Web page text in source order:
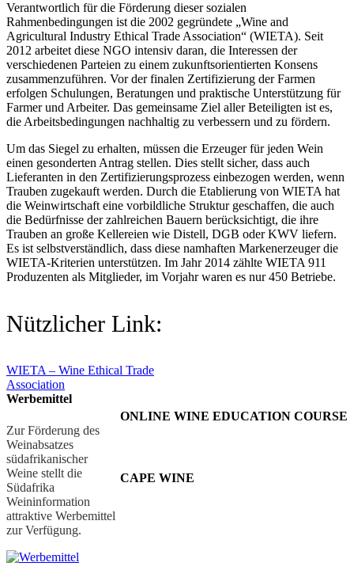
Verantwortlich für die Förderung dieser sozialen
Rahmenbedingungen ist die 2002 gegründete „Wine and
Agricultural Industry Ethical Trade Association“ (WIETA). Seit
2012 arbeitet diese NGO intensiv daran, die Interessen der
verschiedenen Parteien zu einem zukunftsorientierten Konsens
zusammenzuführen. Vor der finalen Zertifizierung der Farmen
erfolgen Schulungen, Beratungen und praktische Unterstützung für
Farmer und Arbeiter. Das gemeinsame Ziel aller Beteiligten ist es,
die Arbeitsbedingungen nachhaltig zu verbessern und zu fördern.
Um das Siegel zu erhalten, müssen die Erzeuger für jeden Wein
einen gesonderten Antrag stellen. Dies stellt sicher, dass auch
Lieferanten in den Zertifizierungsprozess einbezogen werden, wenn
Trauben zugekauft werden. Durch die Etablierung von WIETA hat
die Weinwirtschaft eine vorbildliche Struktur geschaffen, die auch
die Bedürfnisse der zahlreichen Bauern berücksichtigt, die ihre
Trauben an große Kellereien wie Distell, DGB oder KWV liefern.
Es ist selbstverständlich, dass diese namhaften Markenerzeuger die
WIETA-Kriterien unterstützen. Im Jahr 2014 zählte WIETA 911
Produzenten als Mitglieder, im Vorjahr waren es nur 450 Betriebe.
Nützlicher Link:
WIETA – Wine Ethical Trade
Association
ONLINE WINE EDUCATION COURSE
CAPE WINE
Werbemittel
Zur Förderung des
Weinabsatzes
südafrikanischer
Weine stellt die
Südafrika
Weininformation
attraktive Werbemittel
zur Verfügung.